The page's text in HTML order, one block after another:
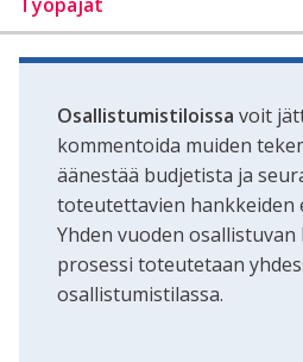
Osallistumistiloissa voit
kommentoida muiden
äänestää budjetista ja
toteutettavien hankkeiden
Yhden vuoden
prosessi toteutetaan
osallistumistilassa.